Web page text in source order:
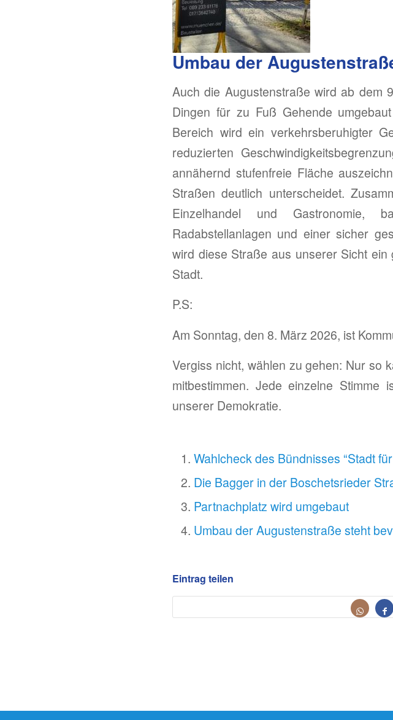
Umbau der
Auch die Augustenstraße wird ab dem
Dingen für zu Fuß Gehende
Bereich wird ein verkehrsberuhigter
reduzierten
annähernd stufenfreie Fläche
Straßen deutlich unterscheidet.
Einzelhandel und Gastronomie,
Radabstellanlagen und einer sicher
wird diese Straße aus unserer Sicht
Stadt.
P.S:
Am Sonntag, den 8. März 2026, ist
Vergiss nicht, wählen zu gehen: Nur so
mitbestimmen. Jede einzelne
unserer Demokratie.
Wahlcheck des Bündnisses “Stadt
Die Bagger in der Boschetsrieder
Partnachplatz wird umgebaut
Umbau der Augustenstraße steht
Eintrag teilen